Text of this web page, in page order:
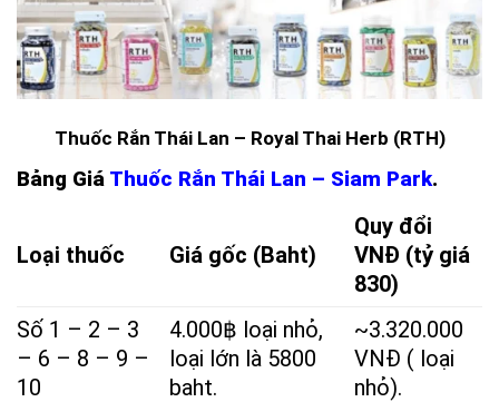
Thuốc Rắn Thái Lan – Royal Thai Herb (RTH)
Bảng Giá Thuốc Rắn Thái Lan – Siam Park.
Loại thuốc Giá gốc (Baht)
Quy đổi
VNĐ (tỷ giá
830)
Số 1 – 2 – 3
– 6 – 8 – 9 –
10
4.000฿ loại nhỏ,
loại lớn là 5800
baht.
~3.320.000
VNĐ ( loại
nhỏ).